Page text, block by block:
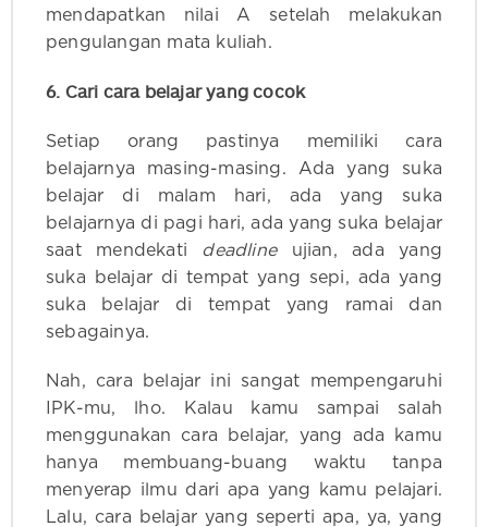
mendapatkan nilai A setelah melakukan
pengulangan mata kuliah.
6. Cari cara belajar yang cocok
Setiap orang pastinya memiliki cara
belajarnya masing-masing. Ada yang suka
belajar di malam hari, ada yang suka
belajarnya di pagi hari, ada yang suka belajar
saat mendekati deadlineujian, ada yang
suka belajar di tempat yang sepi, ada yang
suka belajar di tempat yang ramai dan
sebagainya.
Nah, cara belajar ini sangat mempengaruhi
IPK-mu, lho. Kalau kamu sampai salah
menggunakan cara belajar, yang ada kamu
hanya membuang-buang waktu tanpa
menyerap ilmu dari apa yang kamu pelajari.
Lalu, cara belajar yang seperti apa, ya, yang